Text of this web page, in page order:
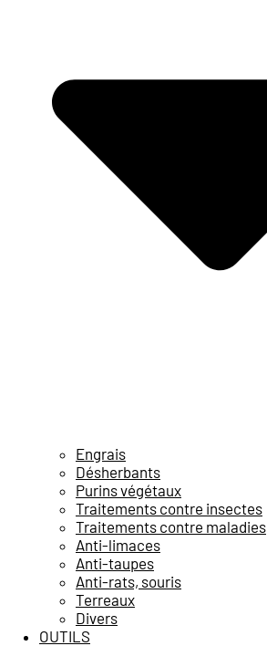
Engrais
Désherbants
Purins végétaux
Traitements contre insectes
Traitements contre maladies
Anti-limaces
Anti-taupes
Anti-rats, souris
Terreaux
Divers
OUTILS